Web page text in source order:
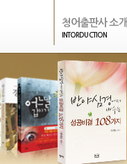
청어출판사 소개
INTORDUCTION